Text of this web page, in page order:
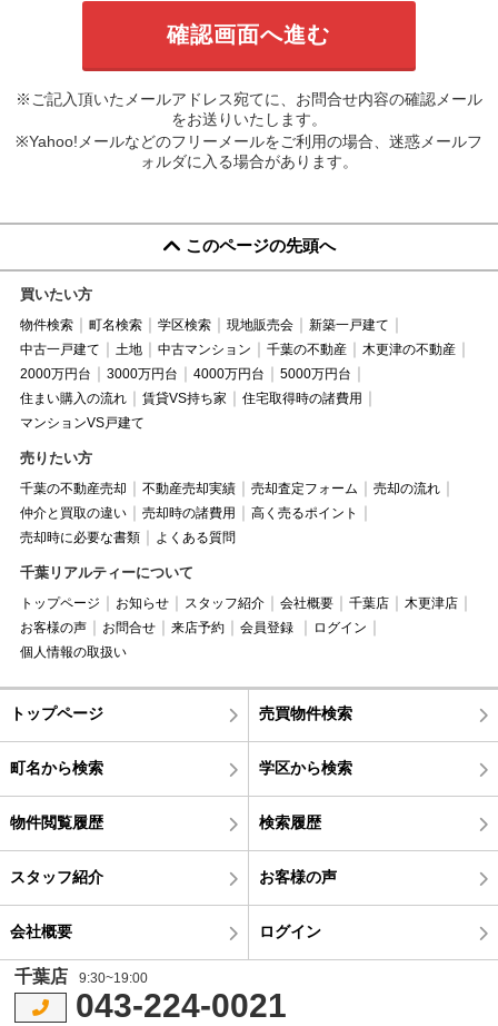
※ご記入頂いたメールアドレス宛てに、お問合せ内容の確認メール
をお送りいたします。
※Yahoo!メールなどのフリーメールをご利用の場合、迷惑メールフ
ォルダに入る場合があります。
このページの先頭へ
買いたい方
物件検索 町名検索 学区検索 現地販売会
新築一戸建て
中古一戸建て
土地 中古マンション 千葉の不動産
木更津の不動産
2000万円台
3000万円台 4000万円台
5000万円台
住まい購入の流れ
賃貸VS持ち家
住宅取得時の諸費用
マンションVS戸建て
売りたい方
千葉の不動産売却 不動産売却実績 売却査定フォーム
売却の流れ
仲介と買取の違い
売却時の諸費用
高く売るポイント
売却時に必要な書類
よくある質問
千葉リアルティーについて
トップページ お知らせ スタッフ紹介 会社概要 千葉店
木更津店
お客様の声
お問合せ 来店予約 会員登録
ログイン
個人情報の取扱い
トップページ 売買物件検索
町名から検索 学区から検索
物件閲覧履歴 検索履歴
スタッフ紹介 お客様の声
会社概要 ログイン
千葉店 9:30~19:00
043-224-0021